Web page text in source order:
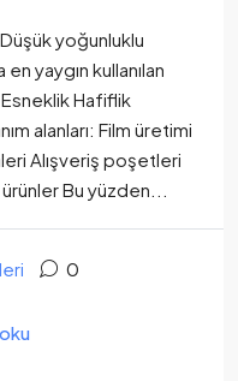
yoğunluklu
yaygın kullanılan
Hafiflik
alanları: Film üretimi
Alışveriş poşetleri
Bu yüzden...
0